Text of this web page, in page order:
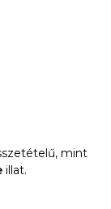
mint
illat.